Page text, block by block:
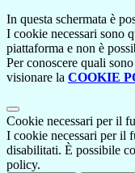
In questa schermata è
I cookie necessari sono
piattaforma e non è
Per conoscere quali
visionare la COOKIE
Cookie necessari per il
I cookie necessari per il
disabilitati. È possibile
policy.